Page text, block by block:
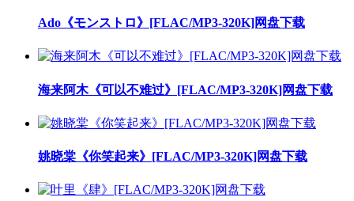
Ado《モンストロ》[FLAC/MP3-320K]网盘下载
海来阿木《可以不难过》[FLAC/MP3-320K]网盘下载
姚晓棠《你笑起来》[FLAC/MP3-320K]网盘下载